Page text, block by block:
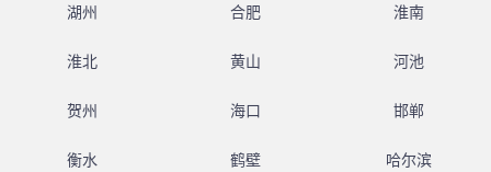
湖州 合肥 淮南
淮北 黄山 河池
贺州 海口 邯郸
衡水 鹤壁 哈尔滨